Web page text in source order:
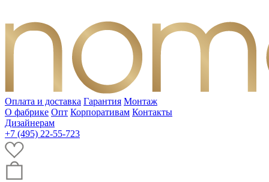
Оплата и доставка Гарантия Монтаж
О фабрике Опт Корпоративам Контакты
Дизайнерам
+7 (495) 22-55-723